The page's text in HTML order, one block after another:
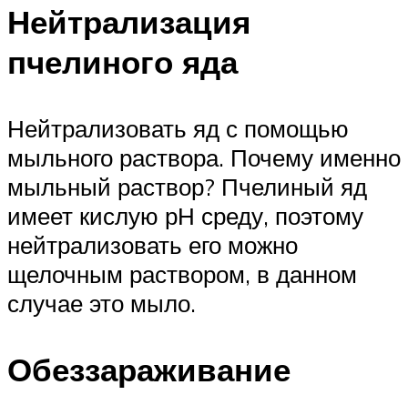
Нейтрализация
пчелиного яда
Нейтрализовать яд с помощью
мыльного раствора. Почему именно
мыльный раствор? Пчелиный яд
имеет кислую рН среду, поэтому
нейтрализовать его можно
щелочным раствором, в данном
случае это мыло.
Обеззараживание